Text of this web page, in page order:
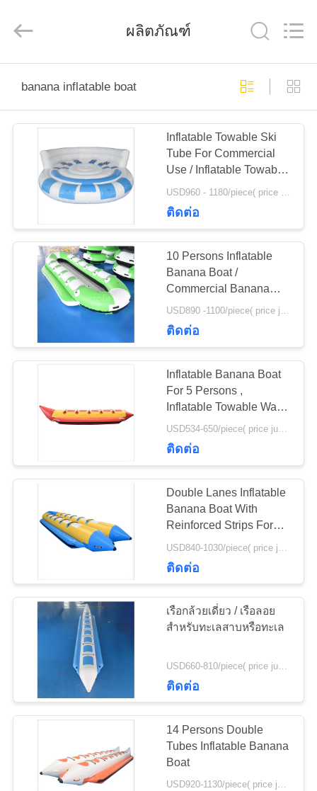
บ้าน
สินค้า
วิดีโอ
เกี่ยว
ทัวร์
คุณภาพ
ติดต่อ
เสนอ
ราคา
แผนผัง
Inflatables
Factory.
ผลิตภัณฑ์
banana inflatable boat
Inflatable Towable Ski
Tube For Commercial
Use / Inflatable Towable
Boat
USD960 - 1180/piece( price just for reference, detailed prices need to be confirmed) MOQ:1PC
ติดต่อ
10 Persons Inflatable
Banana Boat /
Commercial Banana
Boat Rider For Water
USD890 -1100/piece( price just for reference, detailed prices need to be confirmed) MOQ:1 PC
ติดต่อ
Inflatable Banana Boat
For 5 Persons ,
Inflatable Towable Water
Tube
USD534-650/piece( price just for reference, detailed prices need to be confirmed) MOQ:1PC
ติดต่อ
Double Lanes Inflatable
Banana Boat With
Reinforced Strips For
Adult
ติดต่อ
เรือกล้วยเดี่ยว / เรือลอย
สำหรับทะเลสาบหรือทะเล
USD660-810/piece( price just for reference, detailed prices need to be confirmed) MOQ:1PC
ติดต่อ
14 Persons Double
Tubes Inflatable Banana
Boat
USD920-1130/piece( price just for reference, detailed prices need to be confirmed) MOQ:1PC